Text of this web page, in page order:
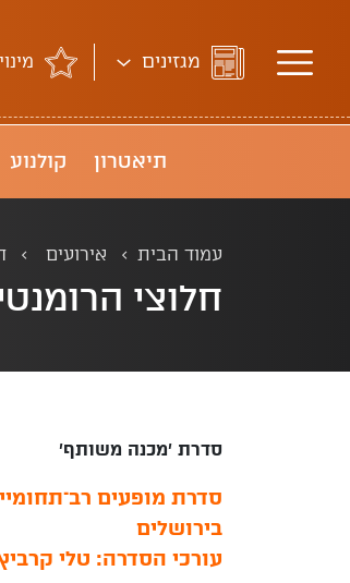
מגזינים
תיאטרון קולנוע
עמוד הבית אירועים
חלוצי
סדרת 'מכנה משותף'
סדרת מופעים
בירושלים
עורכי הסדרה: טלי